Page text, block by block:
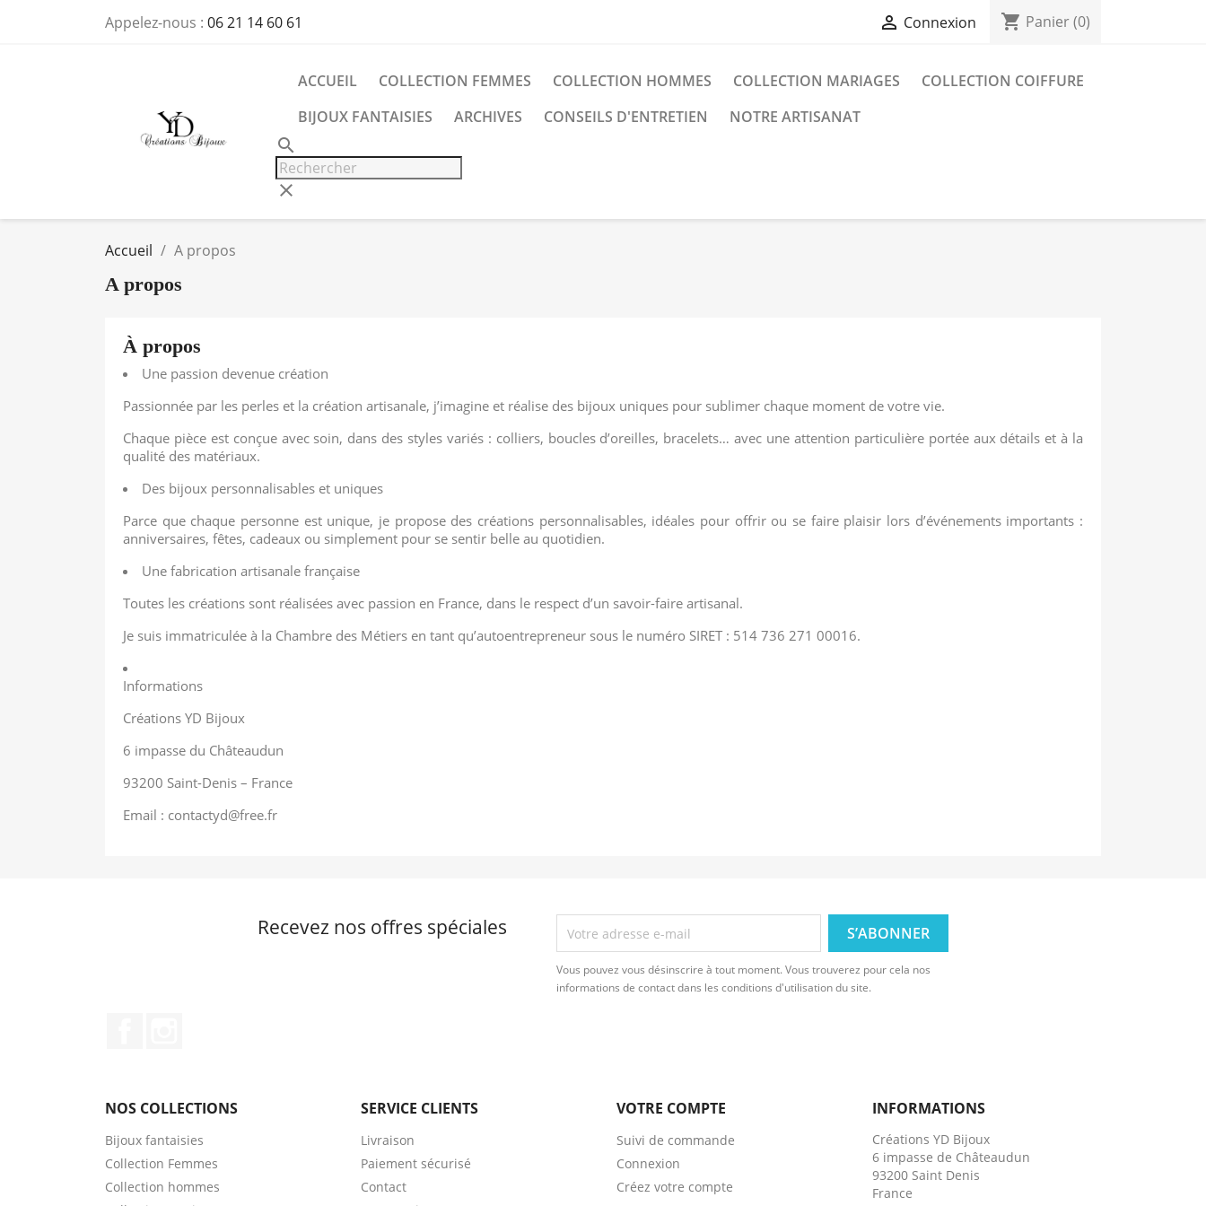
Appelez-nous : 06 21 14 60 61  Connexion shopping_cart Panier(0)
ACCUEIL COLLECTION FEMMES COLLECTION HOMMES COLLECTION MARIAGES
COLLECTION COIFFURE
BIJOUX FANTAISIES
ARCHIVES CONSEILS D'ENTRETIEN NOTRE ARTISANAT
search
clear
Accueil A propos
A propos
À propos
Une passion devenue création
Passionnée par les perles et la création artisanale, j’imagine et réalise des bijoux uniques pour sublimer chaque moment de votre vie.
Chaque pièce est conçue avec soin, dans des styles variés : colliers, boucles d’oreilles, bracelets… avec une attention particulière portée aux détails et à la
qualité des matériaux.
Des bijoux personnalisables et uniques
Parce que chaque personne est unique, je propose des créations personnalisables, idéales pour offrir ou se faire plaisir lors d’événements importants :
anniversaires, fêtes, cadeaux ou simplement pour se sentir belle au quotidien.
Une fabrication artisanale française
Toutes les créations sont réalisées avec passion en France, dans le respect d’un savoir-faire artisanal.
Je suis immatriculée à la Chambre des Métiers en tant qu’autoentrepreneur sous le numéro SIRET : 514 736 271 00016.
Informations
Créations YD Bijoux
6 impasse du Châteaudun
93200 Saint-Denis – France
Email : contactyd@free.fr
Recevez nos offres spéciales
Vous pouvez vous désinscrire à tout moment. Vous trouverez pour cela nos
informations de contact dans les conditions d'utilisation du site.
NOS COLLECTIONS
Bijoux fantaisies
Collection Femmes
Collection hommes
SERVICE CLIENTS
Livraison
Paiement sécurisé
Contact
VOTRE COMPTE
Suivi de commande
Connexion
Créez votre compte
INFORMATIONS
Créations YD Bijoux
6 impasse de Châteaudun
93200 Saint Denis
France